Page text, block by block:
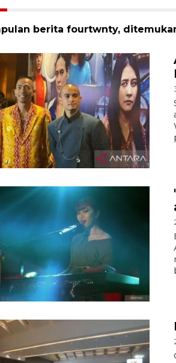
berita fourtwnty,